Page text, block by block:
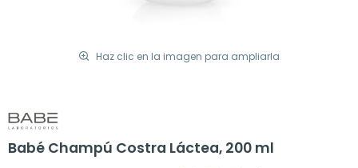
Haz clic en la imagen para ampliarla
Babé Champú Costra Láctea, 200 ml